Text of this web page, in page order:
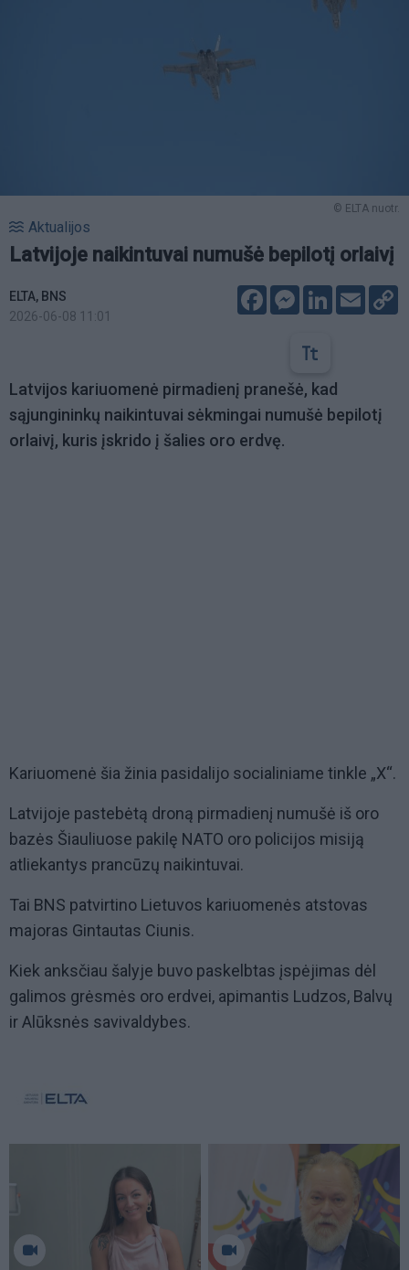
© ELTA nuotr.
Aktualijos
Latvijoje naikintuvai numušė bepilotį orlaivį
ELTA, BNS
2026-06-08 11:01
FacebookMessenger
LinkedIn
Email
Latvijos kariuomenė pirmadienį pranešė, kad
sąjungininkų naikintuvai sėkmingai numušė bepilotį
orlaivį, kuris įskrido į šalies oro erdvę.
Kariuomenė šia žinia pasidalijo socialiniame tinkle „X“.
Latvijoje pastebėtą droną pirmadienį numušė iš oro
bazės Šiauliuose pakilę NATO oro policijos misiją
atliekantys prancūzų naikintuvai.
Tai BNS patvirtino Lietuvos kariuomenės atstovas
majoras Gintautas Ciunis.
Kiek anksčiau šalyje buvo paskelbtas įspėjimas dėl
galimos grėsmės oro erdvei, apimantis Ludzos, Balvų
ir Alūksnės savivaldybes.